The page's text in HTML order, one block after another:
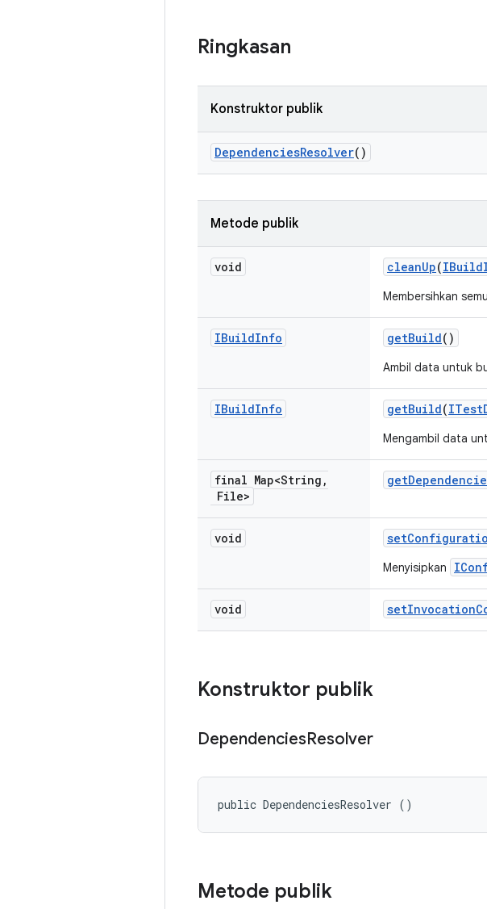
Ringkasan
Konstruktor publik
DependenciesResolver()
Metode publik
void cleanUp(IBuild
Membersihkan
IBuildInfo getBuild()
Ambil data untuk
IBuildInfo getBuild(ITest
Mengambil data
final Map<String ,
File>
get
void set
Menyisipkan
void setInvocation
Konstruktor publik
DependenciesResolver
public DependenciesResolver ()
Metode publik